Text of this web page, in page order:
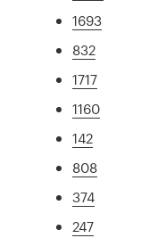
1693
832
1717
1160
142
808
374
247